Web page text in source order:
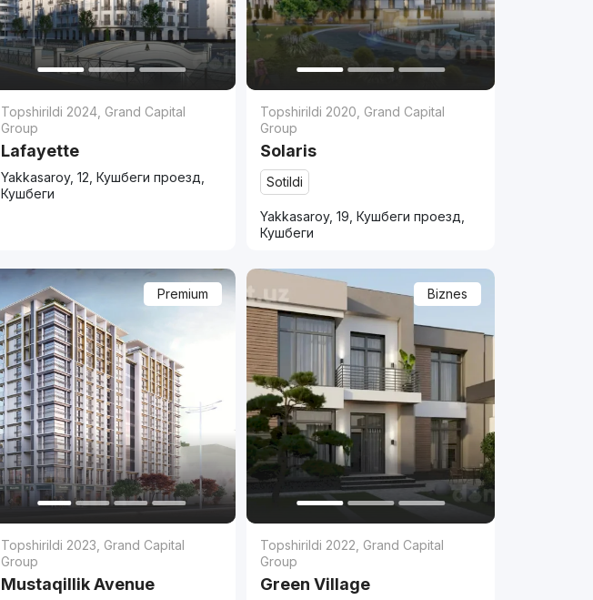
Topshirildi 2024 Grand Capital
Group
Lafayette
Yakkasaroy, 12, Кушбеги проезд,
Кушбеги
Topshirildi 2020 Grand Capital
Group
Solaris
Sotildi
Yakkasaroy, 19, Кушбеги проезд,
Кушбеги
Premium
Topshirildi 2023 Grand Capital
Group
Mustaqillik Avenue
Biznes
Topshirildi 2022 Grand Capital
Group
Green Village